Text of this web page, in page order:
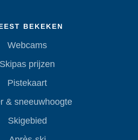
BEKEKEN
Webcams
Skipas prijzen
Pistekaart
& sneeuwhoogte
Skigebied